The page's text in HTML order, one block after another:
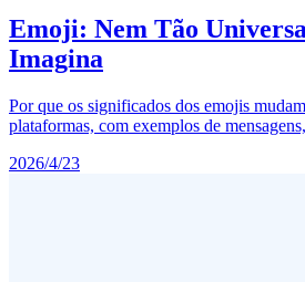
Emoji: Nem Tão
Imagina
Por que os significados dos emojis
plataformas, com exemplos de
2026/4/23